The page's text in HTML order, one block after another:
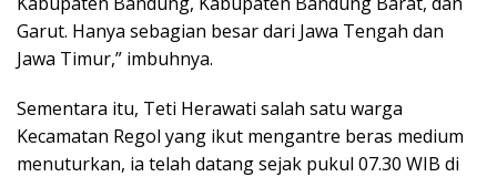
Garut. Hanya sebagian besar dari Jawa Tengah dan
Jawa Timur,” imbuhnya.
Sementara itu, Teti Herawati salah satu warga
Kecamatan Regol yang ikut mengantre beras medium
menuturkan, ia telah datang sejak pukul 07.30 WIB di